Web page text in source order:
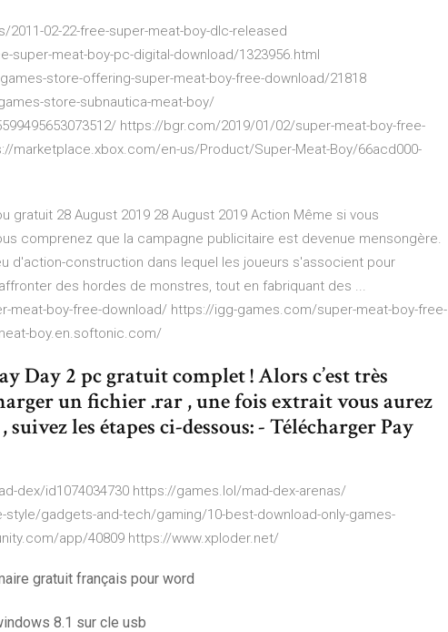
02-22-free-super-meat-boy-dlc-released
meat-boy-pc-digital-download/1323956.html
store-offering-super-meat-boy-free-download/21818
store-subnautica-meat-boy/
https://bgr.com/2019/01/02/super-meat-boy-free-
marketplace.xbox.com/en-us/Product/Super-Meat-Boy/66acd000-
gratuit 28 August 2019 28 August 2019 Action Même si vous
comprenez que la campagne publicitaire est devenue mensongère.
d'action-construction dans lequel les joueurs s'associent pour
des hordes de monstres, tout en fabriquant des ...
meat-boy-free-download/ https://igg-games.com/super-meat-boy-free-
boy.en.softonic.com/
Day 2 pc gratuit complet ! Alors c’est très
un fichier .rar , une fois extrait vous aurez
les étapes ci-dessous: - Télécharger Pay
dex/id1074034730 https://games.lol/mad-dex-arenas/
gadgets-and-tech/gaming/10-best-download-only-games-
app/40809 https://www.xploder.net/
gratuit français pour word
8.1 sur cle usb